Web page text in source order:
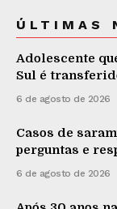
ÚLTIMAS
Adolescente
Sul é
6 de agosto de 2026
Casos de
perguntas e
6 de agosto de 2026